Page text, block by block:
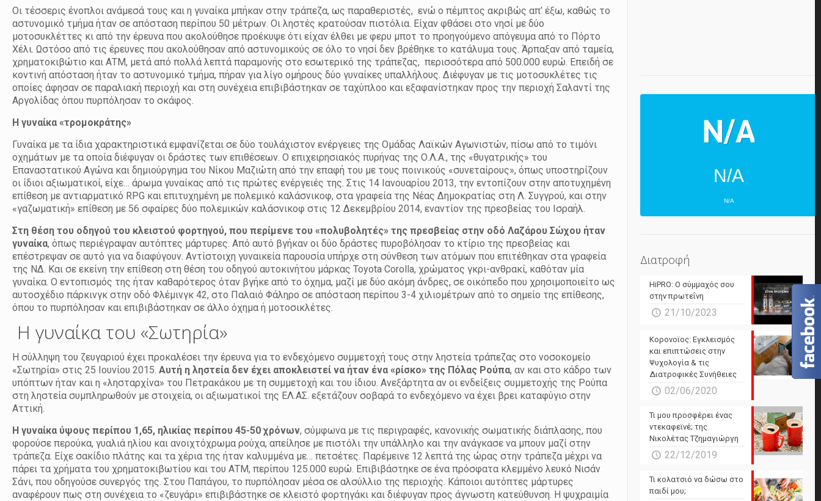
Οι τέσσερις ένοπλοι ανάμεσά τους και η γυναίκα μπήκαν στην τράπεζα, ως παραθεριστές, ενώ ο πέμπτος ακριβώς απ’ έξω, καθώς το
αστυνομικό τμήμα ήταν σε απόσταση περίπου 50 μέτρων. Οι ληστές κρατούσαν πιστόλια. Είχαν φθάσει στο νησί με δύο
μοτοσυκλέττες κι από την έρευνα που ακολούθησε προέκυψε ότι είχαν έλθει με φερυ μποτ το προηγούμενο απόγευμα από το Πόρτο
Χέλι. Ωστόσο από τις έρευνες που ακολούθησαν από αστυνομικούς σε όλο το νησί δεν βρέθηκε το κατάλυμα τους. Άρπαξαν από ταμεία,
χρηματοκιβώτιο και ΑΤΜ, μετά από πολλά λεπτά παραμονής στο εσωτερικό της τράπεζας, περισσότερα από 500.000 ευρώ. Επειδή σε
κοντινή απόσταση ήταν το αστυνομικό τμήμα, πήραν για λίγο ομήρους δύο γυναίκες υπαλλήλους. Διέφυγαν με τις μοτοσυκλέτες τις
οποίες άφησαν σε παραλιακή περιοχή και στη συνέχεια επιβιβάστηκαν σε ταχύπλοο και εξαφανίστηκαν προς την περιοχή Σαλαντί της
Αργολίδας όπου πυρπόλησαν το σκάφος.
Η γυναίκα «τρομοκράτης»
Γυναίκα με τα ίδια χαρακτηριστικά εμφανίζεται σε δύο τουλάχιστον ενέργειες της Ομάδας Λαϊκών Αγωνιστών, πίσω από το τιμόνι
οχημάτων με τα οποία διέφυγαν οι δράστες των επιθέσεων. Ο επιχειρησιακός πυρήνας της Ο.Λ.Α., της «θυγατρικής» του
Επαναστατικού Αγώνα και δημιούργημα του Νίκου Μαζιώτη από την επαφή του με τους ποινικούς «συνεταίρους», όπως υποστηρίζουν
οι ίδιοι αξιωματικοί, είχε… άρωμα γυναίκας από τις πρώτες ενέργειές της. Στις 14 Ιανουαρίου 2013, την εντοπίζουν στην αποτυχημένη
επίθεση με αντιαρματικό RPG και επιτυχημένη με πολεμικό καλάσνικοφ, στα γραφεία της Νέας Δημοκρατίας στη Λ. Συγγρού, και στην
«γαζωματική» επίθεση με 56 σφαίρες δύο πολεμικών καλάσνικοφ στις 12 Δεκεμβρίου 2014, εναντίον της πρεσβείας του Ισραήλ.
Στη θέση του οδηγού του κλειστού φορτηγού, που περίμενε του «πολυβολητές» της πρεσβείας στην οδό Λαζάρου Σώχου ήταν
γυναίκα, όπως περιέγραψαν αυτόπτες μάρτυρες. Από αυτό βγήκαν οι δύο δράστες πυροβόλησαν το κτίριο της πρεσβείας και
επέστρεψαν σε αυτό για να διαφύγουν. Αντίστοιχη γυναικεία παρουσία υπήρχε στη σύνθεση των ατόμων που επιτέθηκαν στα γραφεία
της ΝΔ. Και σε εκείνη την επίθεση στη θέση του οδηγού αυτοκινήτου μάρκας Toyota Corolla, χρώματος γκρι-ανθρακί, καθόταν μία
γυναίκα. Ο εντοπισμός της ήταν καθαρότερος όταν βγήκε από το όχημα, μαζί με δύο ακόμη άνδρες, σε οικόπεδο που χρησιμοποιείτο ως
αυτοσχέδιο πάρκινγκ στην οδό Φλέμινγκ 42, στο Παλαιό Φάληρο σε απόσταση περίπου 3-4 χιλιομέτρων από το σημείο της επίθεσης,
όπου το πυρπόλησαν και επιβιβάστηκαν σε άλλο όχημα ή μοτοσικλέτες.
Η γυναίκα του «Σωτηρία»
Η σύλληψη του ζευγαριού έχει προκαλέσει την έρευνα για το ενδεχόμενο συμμετοχή τους στην ληστεία τράπεζας στο νοσοκομείο
«Σωτηρία» στις 25 Ιουνίου 2015.Αυτή η ληστεία δεν έχει αποκλειστεί να ήταν ένα «ρίσκο» της Πόλας Ρούπα, αν και στο κάδρο των
υπόπτων ήταν και η «λησταρχίνα» του Πετρακάκου με τη συμμετοχή και του ίδιου. Ανεξάρτητα αν οι ενδείξεις συμμετοχής της Ρούπα
στη ληστεία συμπληρωθούν με στοιχεία, οι αξιωματικοί της ΕΛ.ΑΣ. εξετάζουν σοβαρά το ενδεχόμενο να έχει βρει καταφύγιο στην
Αττική.
Η γυναίκα ύψους περίπου 1,65, ηλικίας περίπου 45-50 χρόνων, σύμφωνα με τις περιγραφές, κανονικής σωματικής διάπλασης, που
φορούσε περούκα, γυαλιά ηλίου και ανοιχτόχρωμα ρούχα, απείλησε με πιστόλι την υπάλληλο και την ανάγκασε να μπουν μαζί στην
τράπεζα. Είχε σακίδιο πλάτης και τα χέρια της ήταν καλυμμένα με… πετσέτες. Παρέμεινε 12 λεπτά της ώρας στην τράπεζα μέχρι να
πάρει τα χρήματα του χρηματοκιβωτίου και του ΑΤΜ, περίπου 125.000 ευρώ. Επιβιβάστηκε σε ένα πρόσφατα κλεμμένο λευκό Νισάν
Σάνι, που οδηγούσε συνεργός της. Στου Παπάγου, το πυρπόλησαν μέσα σε αλσύλλιο της περιοχής. Κάποιοι αυτόπτες μάρτυρες
αναφέρουν πως στη συνέχεια το «ζευγάρι» επιβιβάστηκε σε κλειστό φορτηγάκι και διέφυγαν προς άγνωστη κατεύθυνση. Η ψυχραιμία
N/A
N/A
N/A N/A
N/A N/A
Διατροφή
HiPRO: Ο σύμμαχός σου
στην πρωτεΐνη
21/10/2023
Κορονοϊος: Εγκλεισμός
και επιπτώσεις στην
Ψυχολογία & τις
Διατροφικές Συνήθειες
02/06/2020
Τι μου προσφέρει ένας
ντεκαφεϊνέ; της
Νικολέτας Τζημαγιώργη
22/12/2019
Τι κολατσιό να δώσω στο
παιδί μου;